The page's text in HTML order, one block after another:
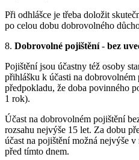
Při odhlášce je třeba doložit
po celou dobu dobrovolného
8. Dobrovolné pojištění- bez
Pojištění jsou účastny též osoby
přihlášku k účasti na
předpokladu, že doba povinného
1 rok).
Účast na dobrovolném pojištění
rozsahu nejvýše 15 let. Za dobu
účast na pojištění možná nejvýše
před tímto dnem.